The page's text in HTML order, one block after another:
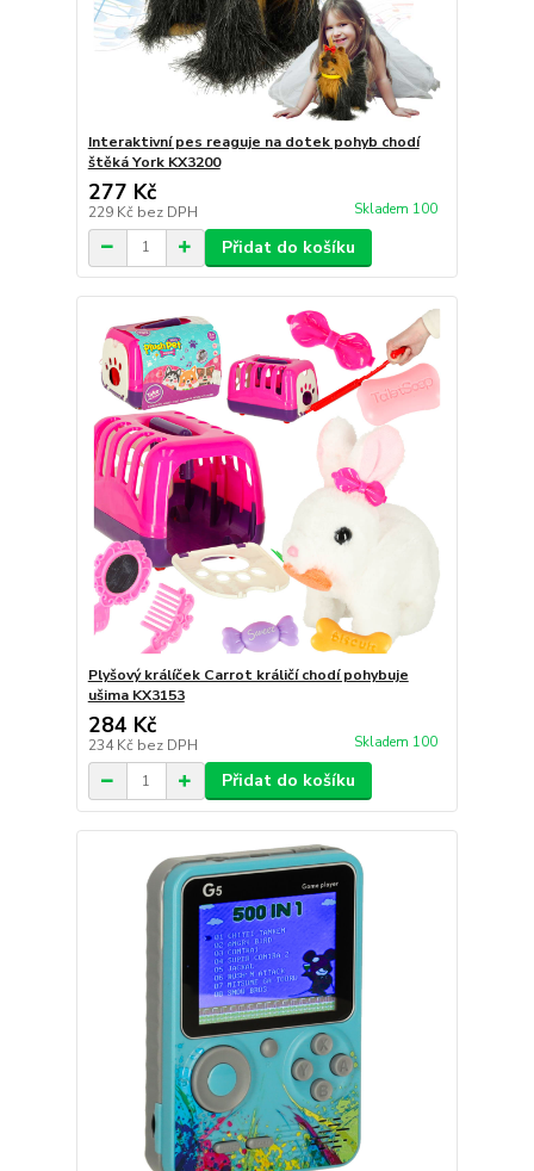
Interaktivní pes reaguje na dotek pohyb chodí
štěká York KX3200
277 Kč
229 Kč bez DPH Skladem 100
Přidat do košíku
Plyšový králíček Carrot králičí chodí pohybuje
ušima KX3153
284 Kč
234 Kč bez DPH Skladem 100
Přidat do košíku